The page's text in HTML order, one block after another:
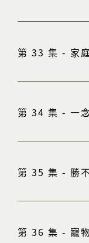
第 33 集 - 家
第 34 集 - 一
第 35 集 - 勝
第 36 集 - 寵